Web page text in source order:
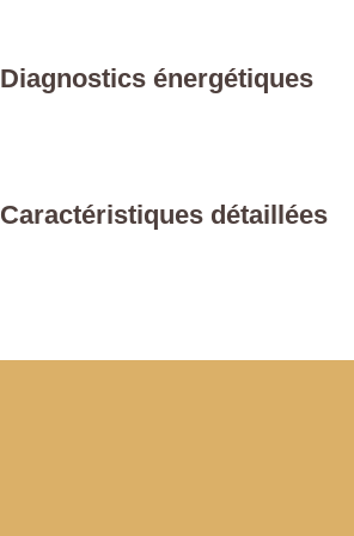
Diagnostics énergétiques
Caractéristiques détaillées